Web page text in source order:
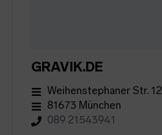
GRAVIK.DE
Weihenstephaner Str. 12
81673 München
089 21543941